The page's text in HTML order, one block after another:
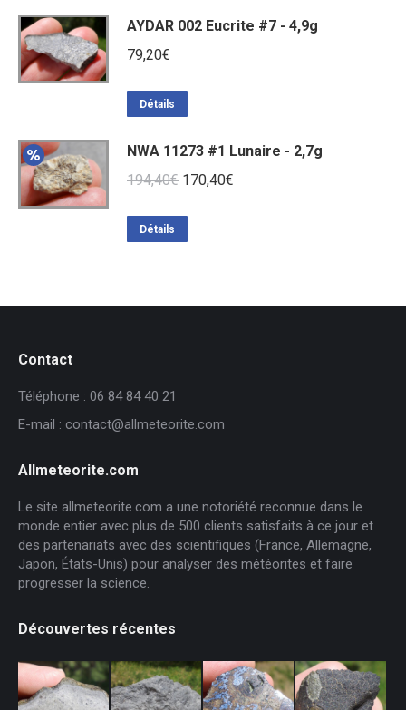
AYDAR 002 Eucrite #7 - 4,9g
79,20€
Détails
NWA 11273 #1 Lunaire - 2,7g
194,40€ Le
170,40€
Détails
Contact
Téléphone : 06 84 84 40 21
E-mail : contact@allmeteorite.com
Allmeteorite.com
Le site allmeteorite.com a une notoriété reconnue dans le
monde entier avec plus de 500 clients satisfaits à ce jour et
des partenariats avec des scientifiques (France, Allemagne,
Japon, États-Unis) pour analyser des météorites et faire
progresser la science.
Découvertes récentes